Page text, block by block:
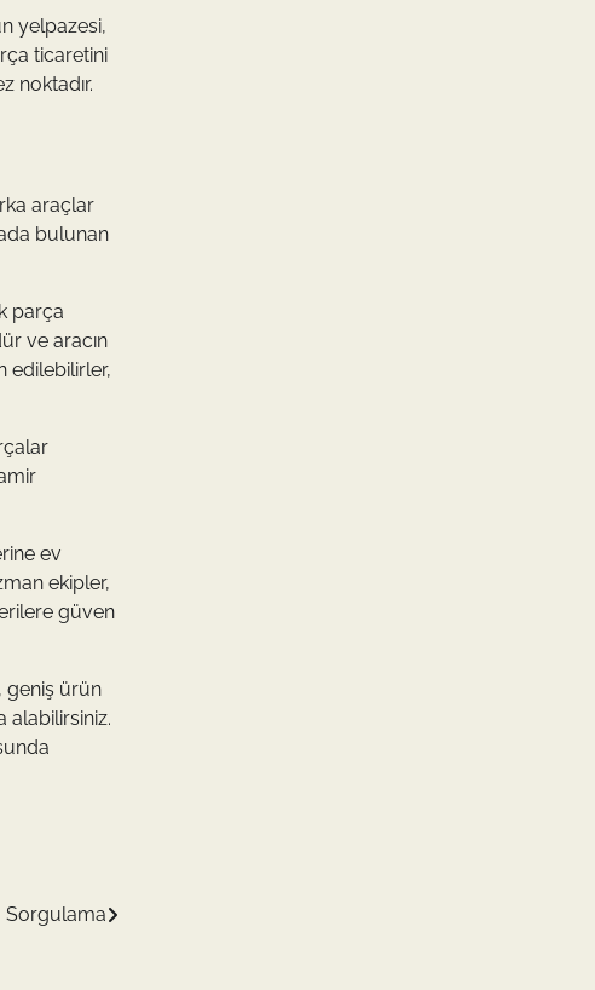
yelpazesi,
ticaretini
noktadır.
araçlar
bulunan
parça
ve aracın
edilebilirler,
ev
ekipler,
güven
geniş ürün
alabilirsiniz.
Sorgulama